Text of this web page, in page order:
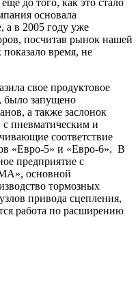
основала
а в 2005 году уже
посчитав рынок нашей
время, не
свое продуктовое
было запущено
а также заслонок
с пневматическим и
соответствие
«Евро-5» и «Евро-6». В
предприятие с
основной
тормозных
привода сцепления,
работа по расширению